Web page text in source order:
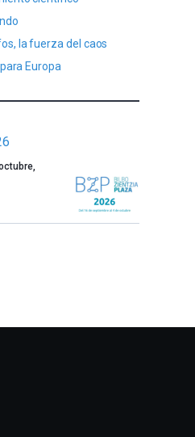
la fuerza del caos
Europa